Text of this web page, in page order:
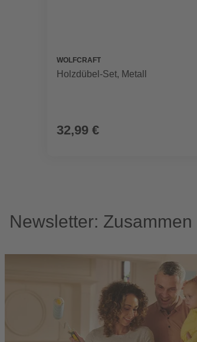
WOLFCRAFT
Holzdübel-Set, Metall
32,99 €
Newsletter: